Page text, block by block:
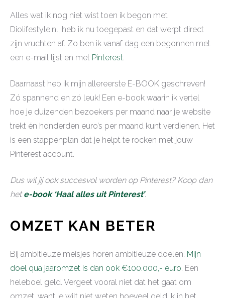
Alles wat ik nog niet wist toen ik begon met
Diolifestyle.nl, heb ik nu toegepast en dat werpt direct
zijn vruchten af. Zo ben ik vanaf dag een begonnen met
een e-mail lijst en met Pinterest.
Daarnaast heb ik mijn allereerste E-BOOK geschreven!
Zó spannend en zó leuk! Een e-book waarin ik vertel
hoe je duizenden bezoekers per maand naar je website
trekt én honderden euro’s per maand kunt verdienen. Het
is een stappenplan dat je helpt te rocken met jouw
Pinterest account.
Dus wil jij ook succesvol worden op Pinterest? Koop dan
het e-book ‘Haal alles uit Pinterest’.
OMZET KAN BETER
Bij ambitieuze meisjes horen ambitieuze doelen. Mijn
doel qua jaaromzet is dan ook €100.000,- euro. Een
heleboel geld. Vergeet vooral niet dat het gaat om